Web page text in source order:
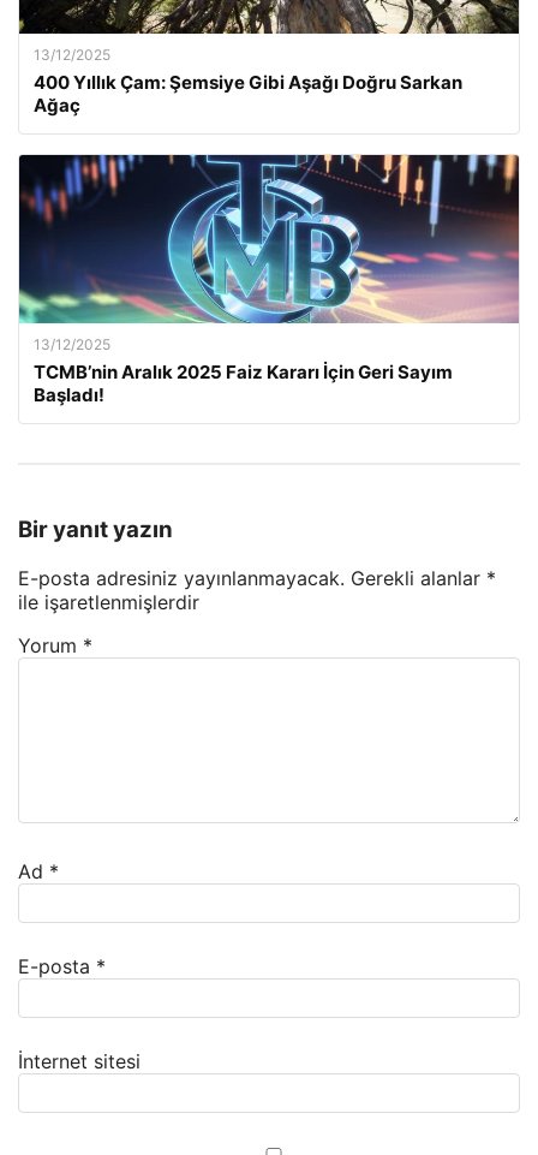
13/12/2025
400 Yıllık Çam: Şemsiye Gibi Aşağı Doğru Sarkan
Ağaç
13/12/2025
TCMB’nin Aralık 2025 Faiz Kararı İçin Geri Sayım
Başladı!
Bir yanıt yazın
E-posta adresiniz yayınlanmayacak. Gerekli alanlar *
ile işaretlenmişlerdir
Yorum *
Ad *
E-posta *
İnternet sitesi